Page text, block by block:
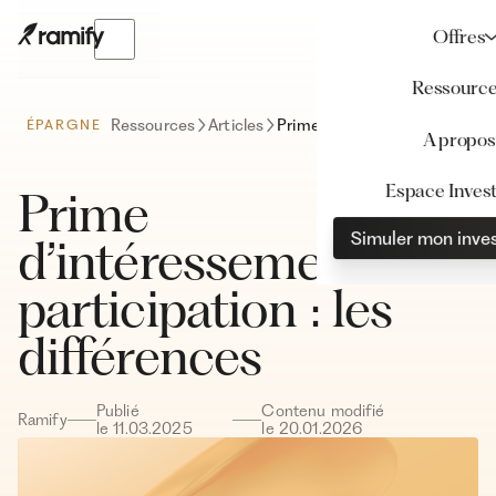
Offres
A propos
Espace
Simuler mon
ÉPARGNE Ressources Articles
Prime
d’intéressement et
participation : les
différences
Ramify
Publié
le11.03.2025
Contenu modifié
le 20.01.2026